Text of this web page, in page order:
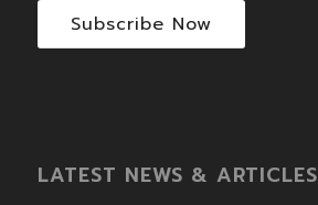
Subscribe Now
LATEST NEWS & ARTICLES